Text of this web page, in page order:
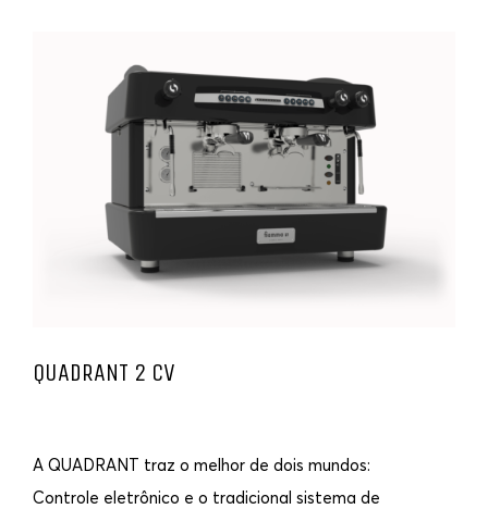
QUADRANT 2 CV
A QUADRANT traz o melhor de dois mundos:
Controle eletrônico e o tradicional sistema de